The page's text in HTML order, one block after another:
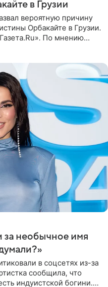
в Грузии
вероятную причину
Орбакайте в Грузии.
По мнению
за необычное имя
в соцсетях из-за
сообщила, что
индуистской богини.